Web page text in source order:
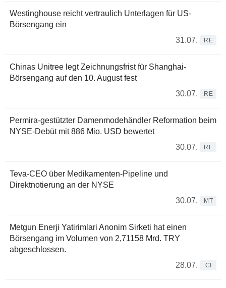
Westinghouse reicht vertraulich Unterlagen für US-
Börsengang ein
31.07.
RE
Chinas Unitree legt Zeichnungsfrist für Shanghai-
Börsengang auf den 10. August fest
30.07.
RE
Permira-gestützter Damenmodehändler Reformation beim
NYSE-Debüt mit 886 Mio. USD bewertet
30.07.
RE
Teva-CEO über Medikamenten-Pipeline und
Direktnotierung an der NYSE
30.07.
MT
Metgun Enerji Yatirimlari Anonim Sirketi hat einen
Börsengang im Volumen von 2,71158 Mrd. TRY
abgeschlossen.
28.07.
CI